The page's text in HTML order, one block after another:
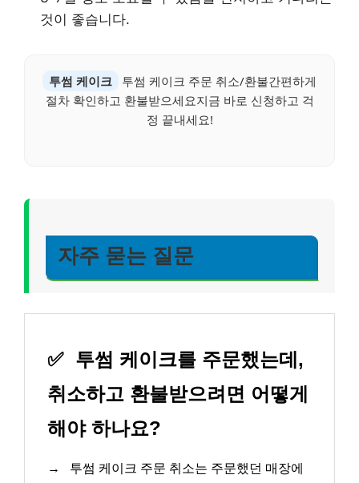
것이 좋습니다.
투썸 케이크
투썸 케이크 주문 취소/환불간편하게
절차 확인하고 환불받으세요지금 바로 신청하고 걱
정 끝내세요!
자주 묻는 질문
✅ 투썸 케이크를 주문했는데,
취소하고 환불받으려면 어떻게
해야 하나요?
→
투썸 케이크 주문 취소는 주문했던 매장에